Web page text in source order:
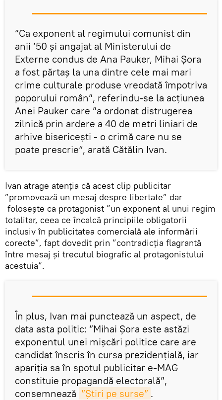
”Ca exponent al regimului comunist din
anii ’50 și angajat al Ministerului de
Externe condus de Ana Pauker, Mihai Șora
a fost părtaș la una dintre cele mai mari
crime culturale produse vreodată împotriva
poporului român”, referindu-se la acțiunea
Anei Pauker care ”a ordonat distrugerea
zilnică prin ardere a 40 de metri liniari de
arhive bisericești - o crimă care nu se
poate prescrie“, arată Cătălin Ivan.
Ivan atrage atenția că acest clip publicitar
”promovează un mesaj despre libertate” dar
folosește ca protagonist ”un exponent al unui regim
totalitar, ceea ce încalcă principiile obligatorii
inclusiv în publicitatea comercială ale informării
corecte”, fapt dovedit prin ”contradicția flagrantă
între mesaj și trecutul biografic al protagonistului
acestuia“.
În plus, Ivan mai punctează un aspect, de
data asta politic: ”Mihai Șora este astăzi
exponentul unei mișcări politice care are
candidat înscris în cursa prezidențială, iar
apariția sa în spotul publicitar e-MAG
constituie propagandă electorală”,
consemnează ”Știri pe surse” .